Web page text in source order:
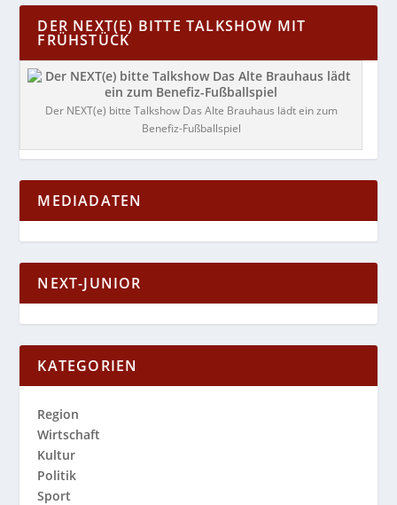
DER NEXT(E) BITTE TALKSHOW MIT
FRÜHSTÜCK
Der NEXT(e) bitte Talkshow Das Alte Brauhaus lädt ein zum
Benefiz-Fußballspiel
MEDIADATEN
NEXT-JUNIOR
KATEGORIEN
Region
Wirtschaft
Kultur
Politik
Sport